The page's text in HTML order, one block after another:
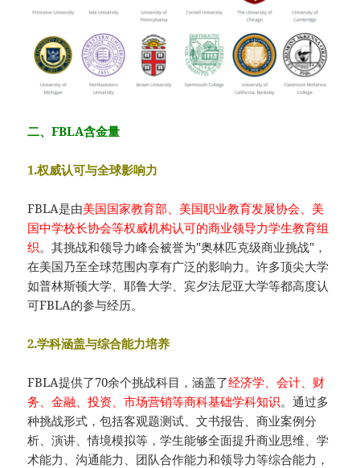
二、FBLA含金量
1.权威认可与全球影响力
FBLA是由美国国家教育部、美国职业教育发展协会、美
国中学校长协会等权威机构认可的商业领导力学生教育组
织。其挑战和领导力峰会被誉为"奥林匹克级商业挑战"，
在美国乃至全球范围内享有广泛的影响力。许多顶尖大学
如普林斯顿大学、耶鲁大学、宾夕法尼亚大学等都高度认
可FBLA的参与经历。
2.学科涵盖与综合能力培养
FBLA提供了70余个挑战科目，涵盖了经济学、会计、财
务、金融、投资、市场营销等商科基础学科知识。通过多
种挑战形式，包括客观题测试、文书报告、商业案例分
析、演讲、情境模拟等，学生能够全面提升商业思维、学
术能力、沟通能力、团队合作能力和领导力等综合能力，